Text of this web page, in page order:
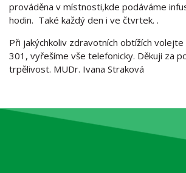
prováděna v místnosti,kde podáváme
hodin. Také každý den i ve čtvrtek. .
Při jakýchkoliv zdravotních obtížích
301, vyřešíme vše telefonicky. Děkuji za
trpělivost. MUDr. Ivana Straková